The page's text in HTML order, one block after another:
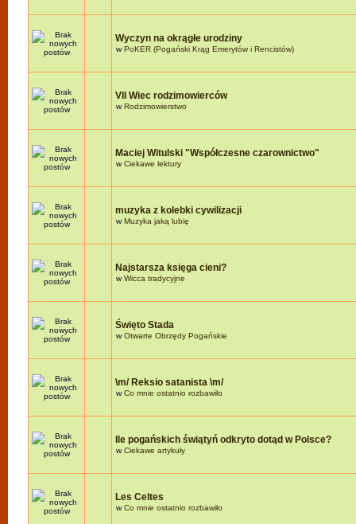
Wyczyn na okrągłe urodziny
wPoKER (Pogański Krąg Emerytów i Rencistów)
VII Wiec rodzimowierców
wRodzimowierstwo
Maciej Witulski "Współczesne czarownictwo"
wCiekawe lektury
muzyka z kolebki cywilizacji
wMuzyka jaką lubię
Najstarsza księga cieni?
wWicca tradycyjne
Święto Stada
wOtwarte Obrzędy Pogańskie
\m/ Reksio satanista \m/
wCo mnie ostatnio rozbawiło
Ile pogańskich świątyń odkryto dotąd w Polsce?
wCiekawe artykuły
Les Celtes
wCo mnie ostatnio rozbawiło